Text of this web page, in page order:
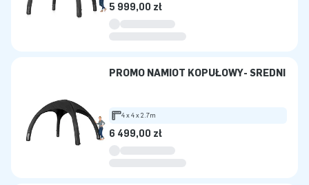
5 999,00 zł
PROMO NAMIOT KOPUŁOWY- ŚREDNI
4 x 4 x 2.7m
6 499,00 zł